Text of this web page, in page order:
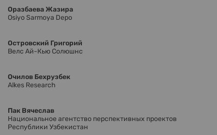
Оразбаева Жазира
Osiyo Sarmoya Depo
Островский Григорий
Велс Ай-Кью Солюшнс
Очилов Бехрузбек
Alkes Research
Пак Вячеслав
Национальное агентство перспективных проектов
Республики Узбекистан